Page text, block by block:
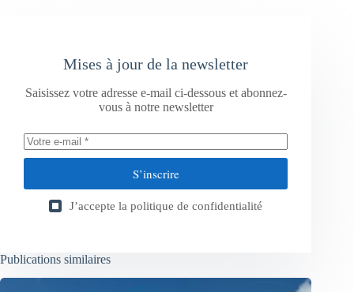
Mises à jour de la newsletter
Saisissez votre adresse e-mail ci-dessous et abonnez-
vous à notre newsletter
S’inscrire
J’accepte la politique de confidentialité
Publications similaires